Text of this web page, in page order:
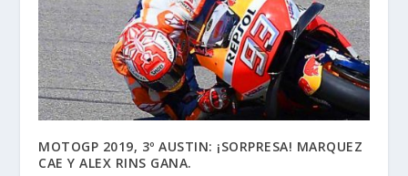
MOTOGP 2019, 3º AUSTIN: ¡SORPRESA! MARQUEZ
CAE Y ALEX RINS GANA.